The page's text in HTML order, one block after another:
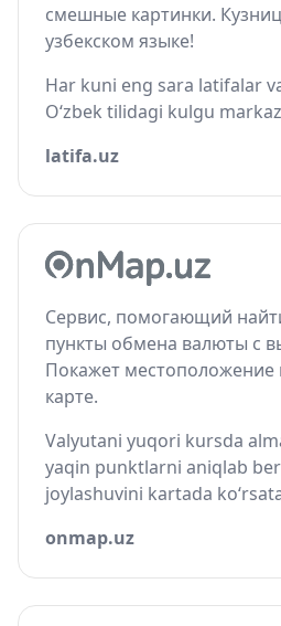
смешные картинки.
узбекском языке!
Har kuni eng sara latifalar
O‘zbek tilidagi kulgu
latifa.uz
Сервис, помогающий
пункты обмена валюты с
Покажет местоположение
карте.
Valyutani yuqori kursda
yaqin punktlarni aniqlab
joylashuvini kartada
onmap.uz